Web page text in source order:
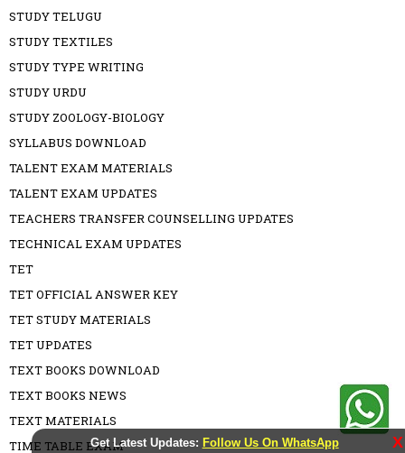
Get Latest Updates: Follow Us On WhatsApp X
STUDY TELUGU
STUDY TEXTILES
STUDY TYPE WRITING
STUDY URDU
STUDY ZOOLOGY-BIOLOGY
SYLLABUS DOWNLOAD
TALENT EXAM MATERIALS
TALENT EXAM UPDATES
TEACHERS TRANSFER COUNSELLING UPDATES
TECHNICAL EXAM UPDATES
TET
TET OFFICIAL ANSWER KEY
TET STUDY MATERIALS
TET UPDATES
TEXT BOOKS DOWNLOAD
TEXT BOOKS NEWS
TEXT MATERIALS
TIME TABLE EXAM